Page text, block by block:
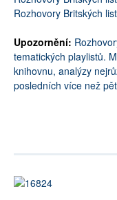
Rozhovory Britských
Upozornění:
tematických playlistů.
knihovnu, analýzy
posledních více než